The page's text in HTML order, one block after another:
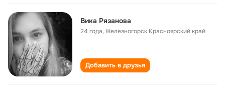
Вика Рязанова
24 года,Железногорск Красноярский край
Добавить в друзья